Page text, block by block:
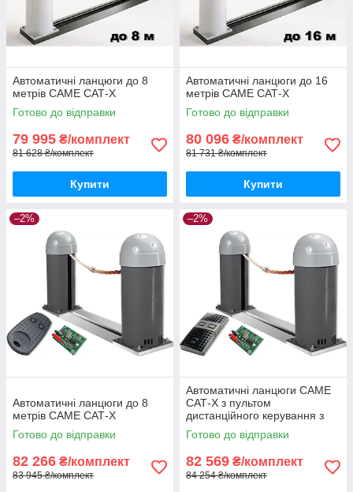
Автоматичні ланцюги до 8
метрів CAME САТ-X
Готово до відправки
79 995 ₴/комплект
81 628 ₴/комплект
Купити
Автоматичні ланцюги до 16
метрів CAME САТ-X
Готово до відправки
80 096 ₴/комплект
81 731 ₴/комплект
Купити
–2%
Автоматичні ланцюги до 8
метрів CAME САТ-X
Готово до відправки
82 266 ₴/комплект
83 945 ₴/комплект
–2%
Автоматичні ланцюги CAME
САТ-X з пультом
дистанційного керування з
захистом від копіювання
TWIN
Готово до відправки
82 569 ₴/комплект
84 254 ₴/комплект